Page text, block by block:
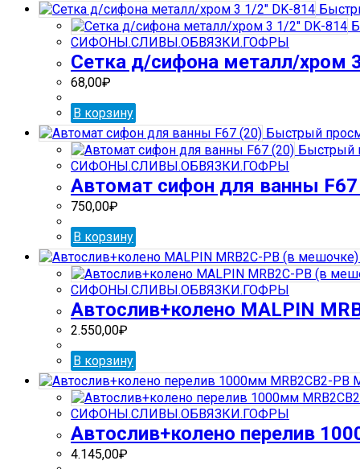
СИФОНЫ.СЛИВЫ.ОБВЯЗКИ.ГОФРЫ
Сетка д/сифона металл/хром
68,00₽
В корзину
Быстрый
Быстрый
СИФОНЫ.СЛИВЫ.ОБВЯЗКИ.ГОФРЫ
Автомат сифон для ванны
750,00₽
В корзину
СИФОНЫ.СЛИВЫ.ОБВЯЗКИ.ГОФРЫ
Автослив+колено MALPIN
2.550,00₽
В корзину
СИФОНЫ.СЛИВЫ.ОБВЯЗКИ.ГОФРЫ
Автослив+колено перелив
4.145,00₽